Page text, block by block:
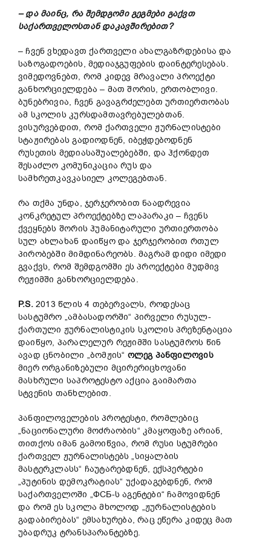
– და მაინც, რა შემდგომი გეგმები გაქვთ
საქართველოსთან დაკავშირებით?
– ჩვენ ვხედავთ ქართველი ახალგაზრდებისა და
საზოგადოების, მედიაჯგუფების დაინტერესებას.
ვიმედოვნებთ, რომ კიდევ მრავალი პროექტი
განხორციელდება – მათ შორის, ერთობლივი.
ბუნებრივია, ჩვენ გავაგრძელებთ ურთიერთობას
ამ სკოლის კურსდამთავრებულებთან.
ვისურვებდით, რომ ქართველი ჟურნალისტები
სტაჟირებას გადიოდნენ, იბეჭდებოდნენ
რუსეთის მედიასაშუალებებში, და ჰქონდეთ
შესაძლო კომუნიკაცია რუს და
სამხრეთკავკასიელ კოლეგებთან.
რა თქმა უნდა, ჯერჯერობით ნაადრევია
კონკრეტულ პროექტებზე ლაპარაკი – ჩვენს
ქვეყნებს შორის ჰუმანიტარული ურთიერთობა
სულ ახლახან დაიწყო და ჯერჯერობით რთულ
პირობებში მიმდინარეობს. მაგრამ დიდი იმედი
გვაქვს, რომ შემდგომში ეს პროექტები მუდმივ
რეჟიმში განხორციელდება.
P.S.2013 წლის 4 თებერვალს, როდესაც
სასტუმრო „ამბასადორში“ პირველი რუსულ-
ქართული ჟურნალისტიკის სკოლის პრეზენტაცია
დაიწყო, პარალელურ რეჟიმში სასტუმროს წინ
ავად ცნობილი „ბომჟის“ ოლეგ პანფილოვის
მიერ ორგანიზებული მცირერიცხოვანი
მასხრული საპროტესტო აქცია გაიმართა
სტვენის თანხლებით.
პანფილოველების პროტესტი, რომლებიც
„ნაციონალური მოძრაობის“ კმაყოფაზე არიან,
თითქოს იმან გამოიწვია, რომ რუსი სტუმრები
ქართველ ჟურნალისტებს „სიყალბის
მასტერკლასს“ ჩაუტარებდნენ, ექსპერტები
„პუტინის დემოკრატიას“ უქადაგებდნენ, რომ
საქართველოში „ФСБ-ს აგენტები“ ჩამოვიდნენ
და რომ ეს სკოლა მხოლოდ „ჟურნალისტების
გადაბირებას“ ემსახურება, რაც ეწერა კიდეც მათ
უბადრუკ ტრანსპარანტებზე.